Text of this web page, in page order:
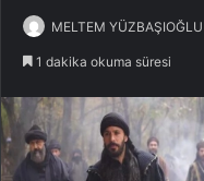
MELTEM YÜZBAŞIOĞLU
1 dakika okuma süresi